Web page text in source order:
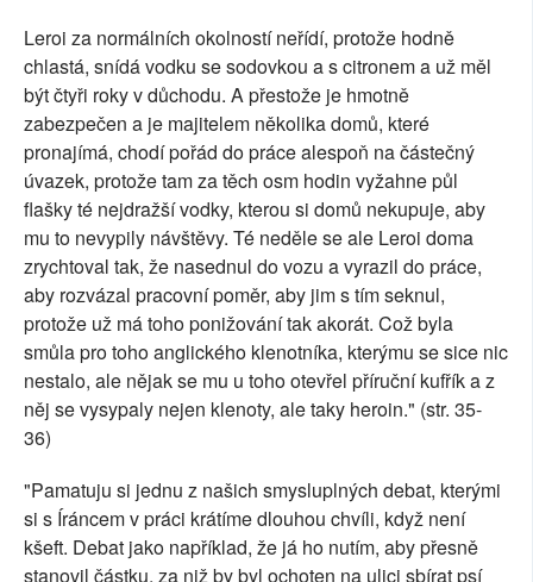
Leroi za normálních okolností neřídí, protože hodně
chlastá, snídá vodku se sodovkou a s citronem a už měl
být čtyři roky v důchodu. A přestože je hmotně
zabezpečen a je majitelem několika domů, které
pronajímá, chodí pořád do práce alespoň na částečný
úvazek, protože tam za těch osm hodin vyžahne půl
flašky té nejdražší vodky, kterou si domů nekupuje, aby
mu to nevypily návštěvy. Té neděle se ale Leroi doma
zrychtoval tak, že nasednul do vozu a vyrazil do práce,
aby rozvázal pracovní poměr, aby jim s tím seknul,
protože už má toho ponižování tak akorát. Což byla
smůla pro toho anglického klenotníka, kterýmu se sice nic
nestalo, ale nějak se mu u toho otevřel příruční kufřík a z
něj se vysypaly nejen klenoty, ale taky heroin." (str. 35-
36)
"Pamatuju si jednu z našich smysluplných debat, kterými
si s Íráncem v práci krátíme dlouhou chvíli, když není
kšeft. Debat jako například, že já ho nutím, aby přesně
stanovil částku, za niž by byl ochoten na ulici sbírat psí